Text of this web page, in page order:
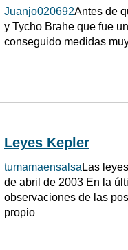
Juanjo020692Antes de
y Tycho Brahe que fue
conseguido medidas
Leyes Kepler
tumamaensalsa Las
de abril de 2003 En la
observaciones de las
propio